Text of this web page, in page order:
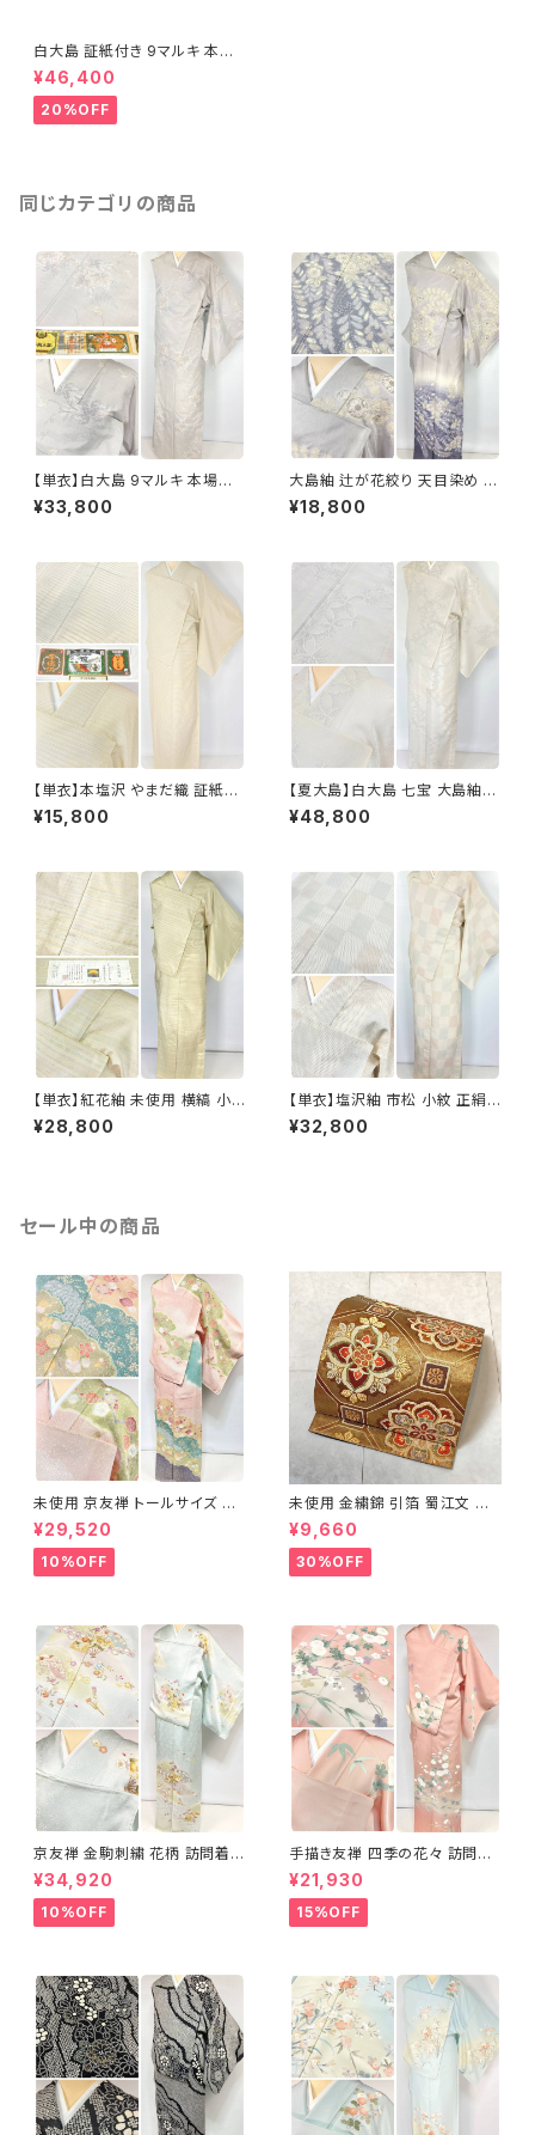
白大島 証紙付き 9マルキ 本場
大島紬 手織り 花柄 白 紫 162
¥46,400
20%OFF
同じカテゴリの商品
【単衣】白大島 9マルキ 本場大
島紬 証紙付き 小紋 正絹 蔦の
葉 白 紫 緑 オフホワイト 1229
¥33,800
大島紬 辻が花絞り 天目染め 訪
問着 本場大島紬 正絹 グレー
水色 紫 1185
¥18,800
【単衣】本塩沢 やまだ織 証紙付
き 横縞 小紋 正絹 クリーム色 1
350
¥15,800
【夏大島】白大島 七宝 大島紬
紗紬 正絹 小紋 トールサイズ 白
グレー アイボリー 1053
¥48,800
【単衣】紅花紬 未使用 横縞 小
紋 正絹 黄緑 青 ピンク 薄柳 13
22
¥28,800
【単衣】塩沢紬 市松 小紋 正絹
白 アイボリー 1033
¥32,800
セール中の商品
未使用 京友禅 トールサイズ 染
め分け 金彩 訪問着 袷 正絹 ピ
ンク 黄緑 紫 黄色 1438
¥29,520
10%OFF
未使用 金繍錦 引箔 蜀江文 唐
織 華紋 袋帯 正絹 金糸 ゴール
ド 赤 紫 710
¥9,660
30%OFF
京友禅 金駒刺繍 花柄 訪問着
正絹 水色 黄緑 パステルカラー
アイスグリーン 1433
¥34,920
10%OFF
手描き友禅 四季の花々 訪問着
袷 正絹 サーモンピンク クリー
ム 白 桃花色 1434
¥21,930
15%OFF